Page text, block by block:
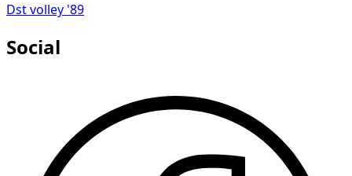
Dst volley '89
Social